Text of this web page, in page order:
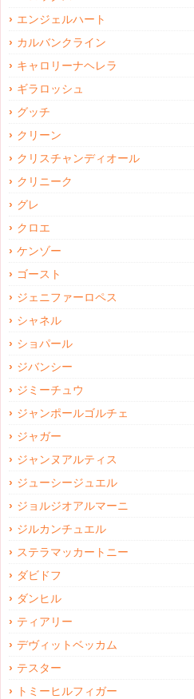
エンジェルハート
カルバンクライン
キャロリーナヘレラ
ギラロッシュ
グッチ
クリーン
クリスチャンディオール
クリニーク
グレ
クロエ
ケンゾー
ゴースト
ジェニファーロペス
シャネル
ショパール
ジバンシー
ジミーチュウ
ジャンポールゴルチェ
ジャガー
ジャンヌアルティス
ジューシージュエル
ジョルジオアルマーニ
ジルカンチュエル
ステラマッカートニー
ダビドフ
ダンヒル
ティアリー
デヴィットベッカム
テスター
トミーヒルフィガー